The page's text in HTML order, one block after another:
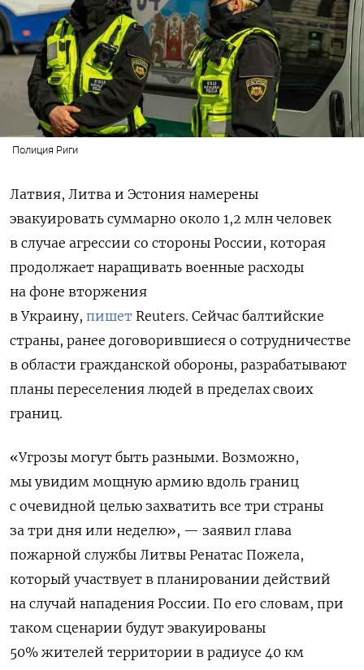
Полиция Риги
Латвия, Литва и Эстония намерены
эвакуировать суммарно около 1,2 млн человек
в случае агрессии со стороны России, которая
продолжает наращивать военные расходы
на фоне вторжения
в Украину, пишет Reuters. Сейчас балтийские
страны, ранее договорившиеся о сотрудничестве
в области гражданской обороны, разрабатывают
планы переселения людей в пределах своих
границ.
«Угрозы могут быть разными. Возможно,
мы увидим мощную армию вдоль границ
с очевидной целью захватить все три страны
за три дня или неделю», — заявил глава
пожарной службы Литвы Ренатас Пожела,
который участвует в планировании действий
на случай нападения России. По его словам, при
таком сценарии будут эвакуированы
50% жителей территории в радиусе 40 км